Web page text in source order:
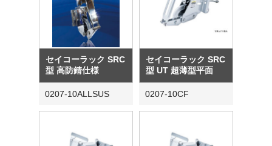
セイコーラック SRC
型 高防錆仕様
0207-10ALLSUS
セイコーラック SRC
型 UT 超薄型平面
0207-10CF